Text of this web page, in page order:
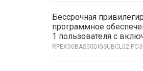
Бессрочная
программное
1 пользователя с
RPEX00BAS00DIGSUBCL02-